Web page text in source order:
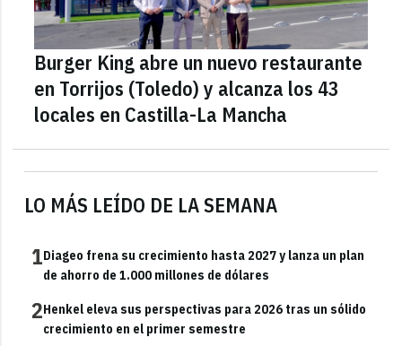
LO MÁS LEÍDO DE LA SEMANA
1Diageo frena su crecimiento hasta 2027 y lanza un plan
de ahorro de 1.000 millones de dólares
2Henkel eleva sus perspectivas para 2026 tras un sólido
crecimiento en el primer semestre
Burger King abre un nuevo restaurante
en Torrijos (Toledo) y alcanza los 43
locales en Castilla-La Mancha